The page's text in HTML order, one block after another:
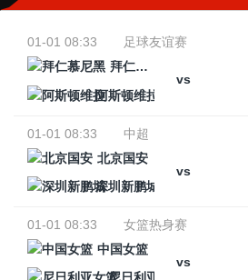
01-01 08:33
足球友谊赛
拜仁慕尼黑
vs
阿斯顿维拉
01-01 08:33
中超
北京国安
vs
深圳新鹏城
01-01 08:33
女篮热身赛
中国女篮
vs